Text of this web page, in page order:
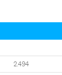
2.494